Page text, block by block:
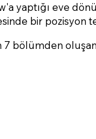
yaptığı eve
bir pozisyon
7 bölümden